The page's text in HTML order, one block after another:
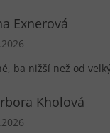
Exnerová
obchodu je 5 z
ba nižší než od
Kholová
obchodu je 5 z